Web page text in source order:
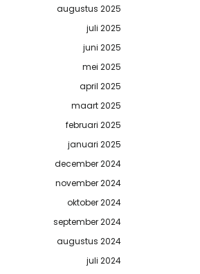
augustus 2025
juli 2025
juni 2025
mei 2025
april 2025
maart 2025
februari 2025
januari 2025
december 2024
november 2024
oktober 2024
september 2024
augustus 2024
juli 2024